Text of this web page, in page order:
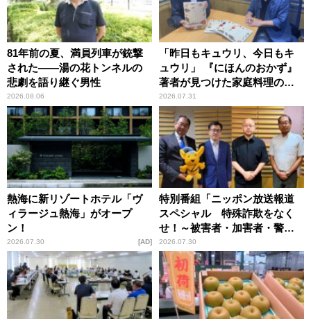
81年前の夏、満員列車が銃撃
された――湯の花トンネルの
悲劇を語り継ぐ男性
2026.08.06
「昨日もキュウリ、今日もキ
ュウリ」 『にほんのおかず』
著者が見つけた家庭料理の知
恵
2026.07.31
熱海に新リゾートホテル「ヴ
ィラージュ熱海」がオープ
ン！
2026.07.30 AD
特別番組「ニッポン放送報道
スペシャル 特殊詐欺をなく
せ！～被害者・加害者・警視
庁が語るトクリュウの実態
～」放送
2026.07.30